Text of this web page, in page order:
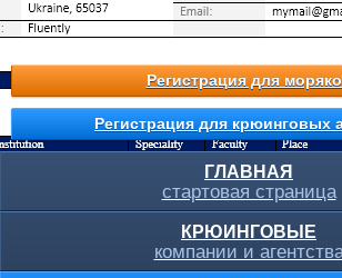
Регистрация для
Регистрация для крюинговых
ГЛАВНАЯ
стартовая страница
КРЮИНГОВЫЕ
компании и